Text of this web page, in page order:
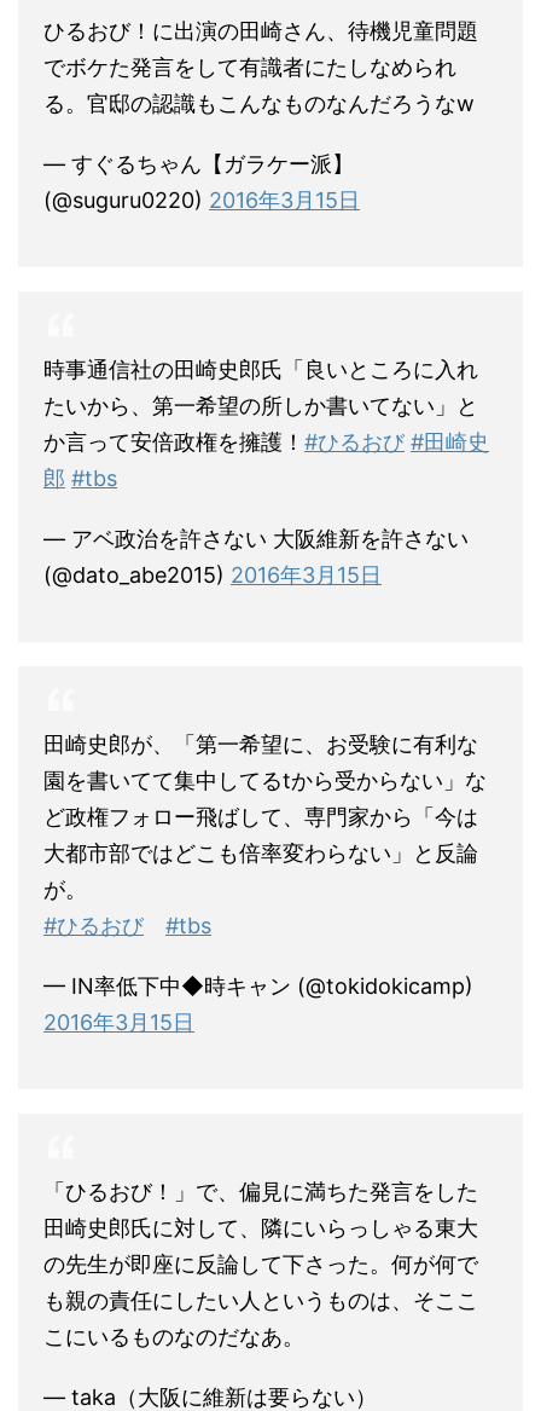
ひるおび！に出演の田崎さん、待機児童問題
でボケた発言をして有識者にたしなめられ
る。官邸の認識もこんなものなんだろうなw
— すぐるちゃん【ガラケー派】
(@suguru0220) 2016年3月15日
時事通信社の田崎史郎氏「良いところに入れ
たいから、第一希望の所しか書いてない」と
か言って安倍政権を擁護！ #ひるおび #田崎史
郎 #tbs
— アベ政治を許さない 大阪維新を許さない
(@dato_abe2015) 2016年3月15日
田崎史郎が、「第一希望に、お受験に有利な
園を書いてて集中してるtから受からない」な
ど政権フォロー飛ばして、専門家から「今は
大都市部ではどこも倍率変わらない」と反論
が。
#ひるおび
#tbs
— IN率低下中◆時キャン (@tokidokicamp)
2016年3月15日
「ひるおび！」で、偏見に満ちた発言をした
田崎史郎氏に対して、隣にいらっしゃる東大
の先生が即座に反論して下さった。何が何で
も親の責任にしたい人というものは、そここ
こにいるものなのだなあ。
— taka（大阪に維新は要らない）